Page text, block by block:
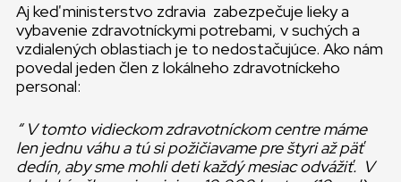
Aj keď ministerstvo zdravia zabezpečuje lieky a
vybavenie zdravotníckymi potrebami, v suchých a
vzdialených oblastiach je to nedostačujúce. Ako nám
povedal jeden člen z lokálneho zdravotníckeho
personal:
“ V tomto vidieckom zdravotníckom centre máme
len jednu váhu a tú si požičiavame pre štyri až päť
dedín, aby sme mohli deti každý mesiac odvážiť. V